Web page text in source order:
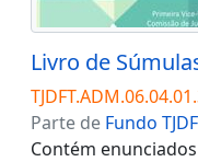
Livro de
Parte de Fundo
Contém